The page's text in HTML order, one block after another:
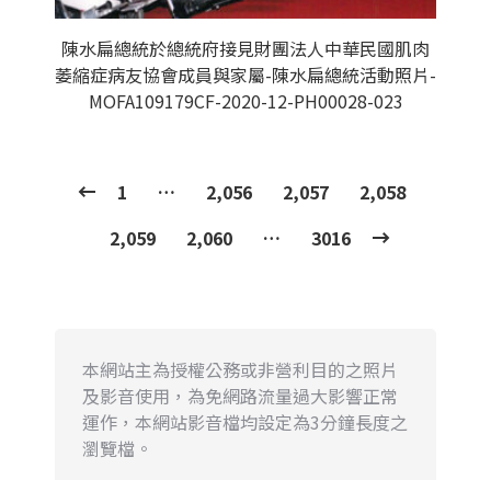
陳水扁總統於總統府接見財團法人中華民國肌肉
萎縮症病友協會成員與家屬-陳水扁總統活動照片-
MOFA109179CF-2020-12-PH00028-023
1 … 2,056 2,057
2,058
2,059
2,060 … 3016
本網站主為授權公務或非營利目的之照片
及影音使用，為免網路流量過大影響正常
運作，本網站影音檔均設定為3分鐘長度之
瀏覽檔。